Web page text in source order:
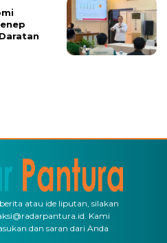
atau ide liputan, silakan
Kami
dan saran dari Anda